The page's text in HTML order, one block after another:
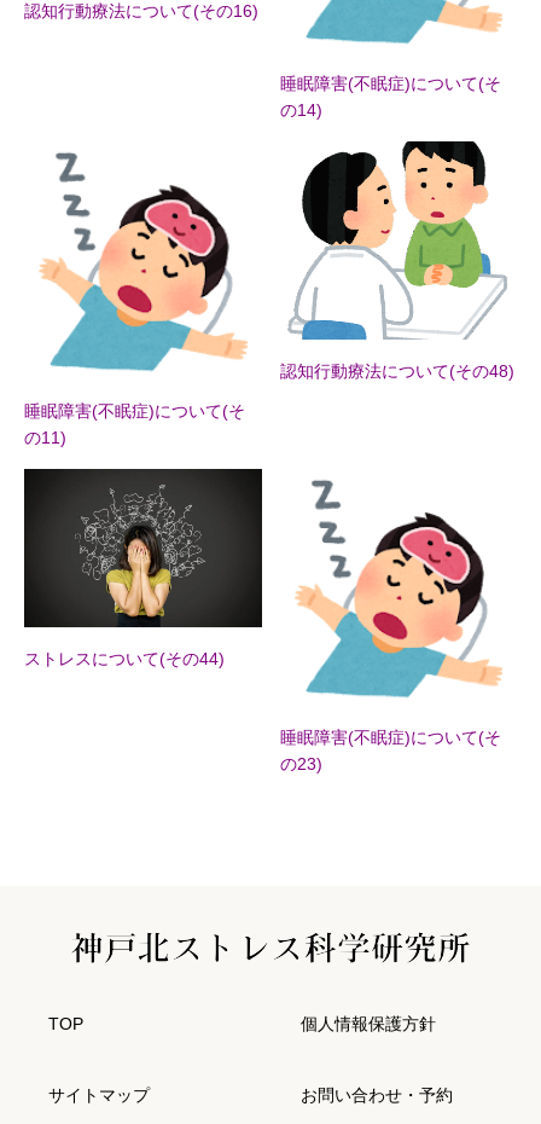
認知行動療法について(その16)
睡眠障害(不眠症)について(そ
の14)
睡眠障害(不眠症)について(そ
の11)
認知行動療法について(その48)
ストレスについて(その44)
睡眠障害(不眠症)について(そ
の23)
TOP 個人情報保護方針
サイトマップ お問い合わせ・予約